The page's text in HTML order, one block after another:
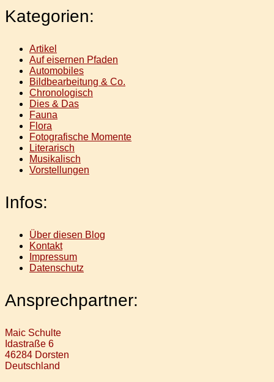
Kategorien:
Artikel
Auf eisernen Pfaden
Automobiles
Bildbearbeitung & Co.
Chronologisch
Dies & Das
Fauna
Flora
Fotografische Momente
Literarisch
Musikalisch
Vorstellungen
Infos:
Über diesen Blog
Kontakt
Impressum
Datenschutz
Ansprechpartner:
Maic Schulte
Idastraße 6
46284 Dorsten
Deutschland